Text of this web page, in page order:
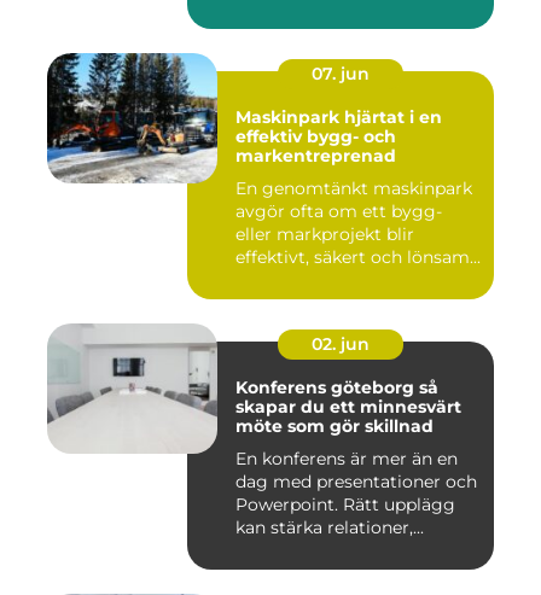
07. jun
Maskinpark hjärtat i en
effektiv bygg- och
markentreprenad
En genomtänkt maskinpark
avgör ofta om ett bygg-
eller markprojekt blir
effektivt, säkert och lönsam...
02. jun
Konferens göteborg så
skapar du ett minnesvärt
möte som gör skillnad
En konferens är mer än en
dag med presentationer och
Powerpoint. Rätt upplägg
kan stärka relationer,...